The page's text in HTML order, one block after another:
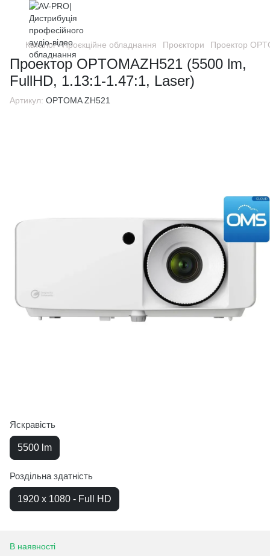
Каталог Проєкційне обладнання Проєктори Проектор
Проектор OPTOMAZH521 (5500 lm,
FullHD, 1.13:1-1.47:1, Laser)
Артикул: OPTOMA ZH521
Яскравість
5500 lm
Роздільна здатність
1920 x 1080 - Full HD
В наявності